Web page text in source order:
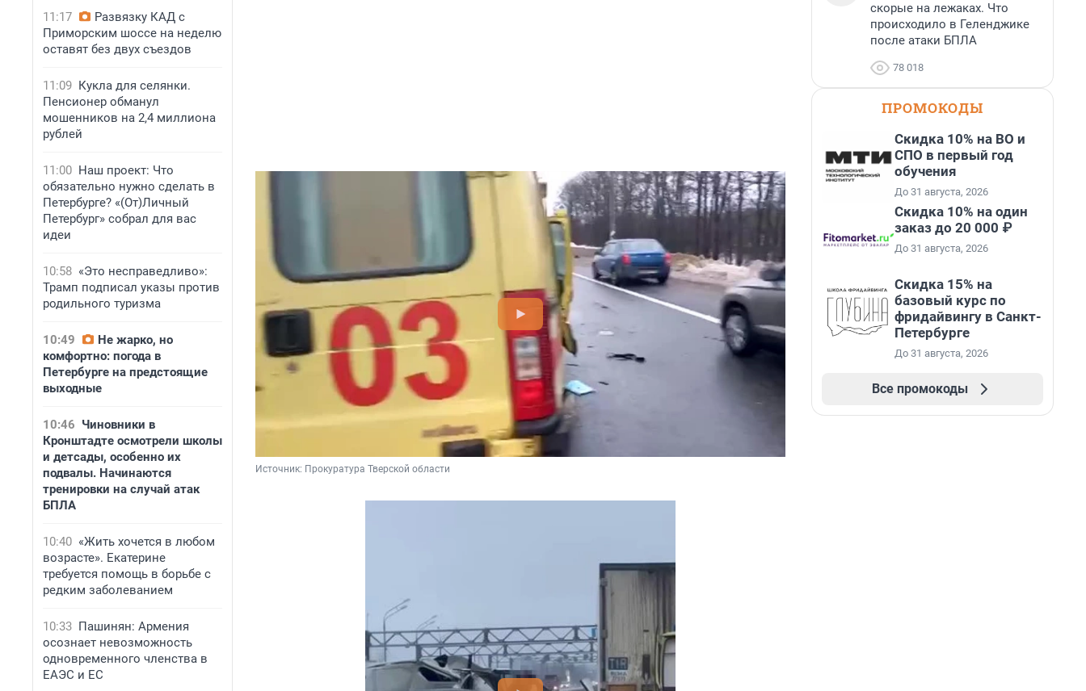
11:17
Развязку КАД с
Приморским шоссе на неделю
оставят без двух съездов
11:09 Кукла для селянки.
Пенсионер обманул
мошенников на 2,4 миллиона
рублей
11:00 Наш проект: Что
обязательно нужно сделать в
Петербурге? «(От)Личный
Петербург» собрал для вас
идеи
10:58 «Это несправедливо»:
Трамп подписал указы против
родильного туризма
10:49
Не жарко, но
комфортно: погода в
Петербурге на предстоящие
выходные
10:46 Чиновники в
Кронштадте осмотрели школы
и детсады, особенно их
подвалы. Начинаются
тренировки на случай атак
БПЛА
10:40 «Жить хочется в любом
возрасте». Екатерине
требуется помощь в борьбе с
редким заболеванием
10:33 Пашинян: Армения
осознает невозможность
одновременного членства в
ЕАЭС и ЕС
Источник: Прокуратура Тверской области
скорые на лежаках. Что
происходило в Геленджике
после атаки БПЛА
78 018
ПРОМОКОДЫ
Скидка 10% на ВО и
СПО в первый год
обучения
До 31 августа, 2026
Скидка 10% на один
заказ до 20 000 ₽
До 31 августа, 2026
Скидка 15% на
базовый курс по
фридайвингу в Санкт-
Петербурге
До 31 августа, 2026
Все промокоды